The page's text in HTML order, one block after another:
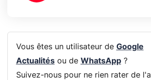
Vous êtes un utilisateur de Google
Actualitésou de WhatsApp?
Suivez-nous pour ne rien rater de